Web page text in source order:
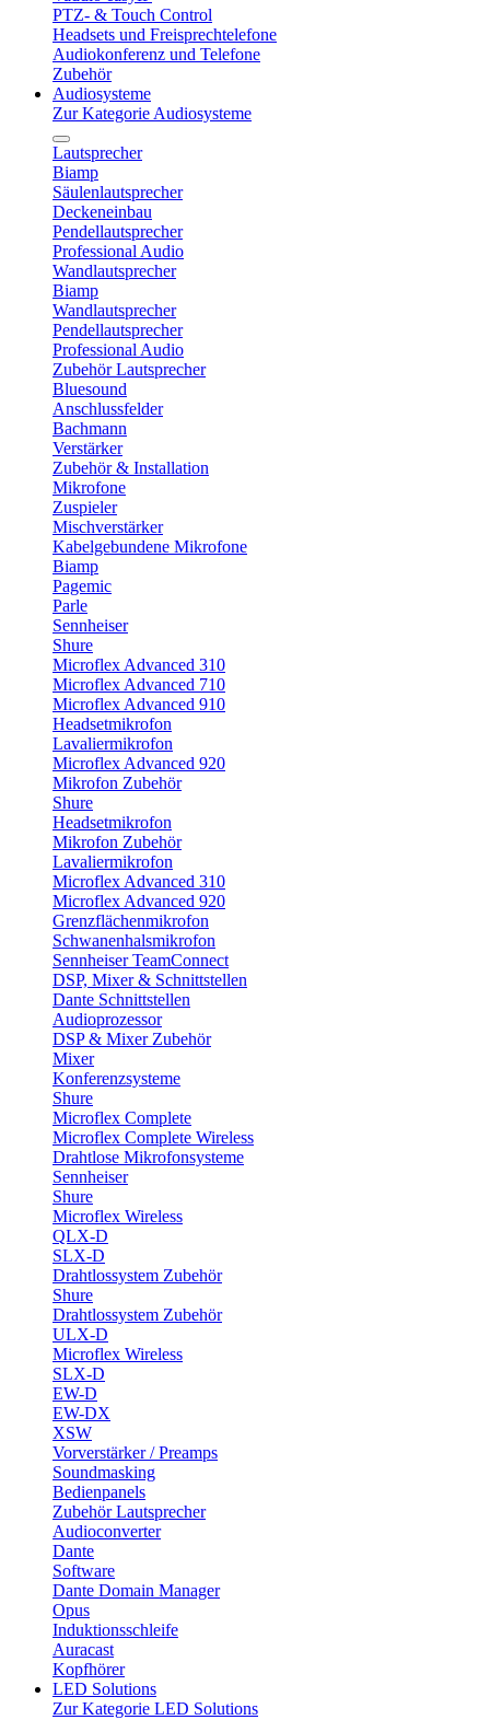
PTZ- & Touch Control
Headsets und Freisprechtelefone
Audiokonferenz und Telefone
Zubehör
Audiosysteme
Zur Kategorie Audiosysteme
Lautsprecher
Biamp
Säulenlautsprecher
Deckeneinbau
Pendellautsprecher
Professional Audio
Wandlautsprecher
Biamp
Wandlautsprecher
Pendellautsprecher
Professional Audio
Zubehör Lautsprecher
Bluesound
Anschlussfelder
Bachmann
Verstärker
Zubehör & Installation
Mikrofone
Zuspieler
Mischverstärker
Kabelgebundene Mikrofone
Biamp
Pagemic
Parle
Sennheiser
Shure
Microflex Advanced 310
Microflex Advanced 710
Microflex Advanced 910
Headsetmikrofon
Lavaliermikrofon
Microflex Advanced 920
Mikrofon Zubehör
Shure
Headsetmikrofon
Mikrofon Zubehör
Lavaliermikrofon
Microflex Advanced 310
Microflex Advanced 920
Grenzflächenmikrofon
Schwanenhalsmikrofon
Sennheiser TeamConnect
DSP, Mixer & Schnittstellen
Dante Schnittstellen
Audioprozessor
DSP & Mixer Zubehör
Mixer
Konferenzsysteme
Shure
Microflex Complete
Microflex Complete Wireless
Drahtlose Mikrofonsysteme
Sennheiser
Shure
Microflex Wireless
QLX-D
SLX-D
Drahtlossystem Zubehör
Shure
Drahtlossystem Zubehör
ULX-D
Microflex Wireless
SLX-D
EW-D
EW-DX
XSW
Vorverstärker / Preamps
Soundmasking
Bedienpanels
Zubehör Lautsprecher
Audioconverter
Dante
Software
Dante Domain Manager
Opus
Induktionsschleife
Auracast
Kopfhörer
LED Solutions
Zur Kategorie LED Solutions